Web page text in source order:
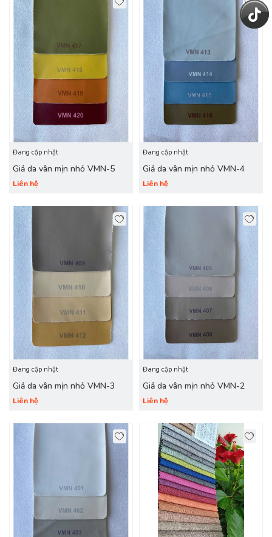
Đang cập nhật
Giả da vân mịn nhỏ VMN-5
Liên hệ
Đang cập nhật
Giả da vân mịn nhỏ VMN-4
Liên hệ
Đang cập nhật
Giả da vân mịn nhỏ VMN-3
Liên hệ
Đang cập nhật
Giả da vân mịn nhỏ VMN-2
Liên hệ